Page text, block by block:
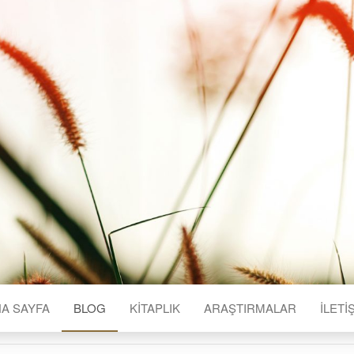
SAYFA BLOG KITAPLIK ARAŞTIRMALAR